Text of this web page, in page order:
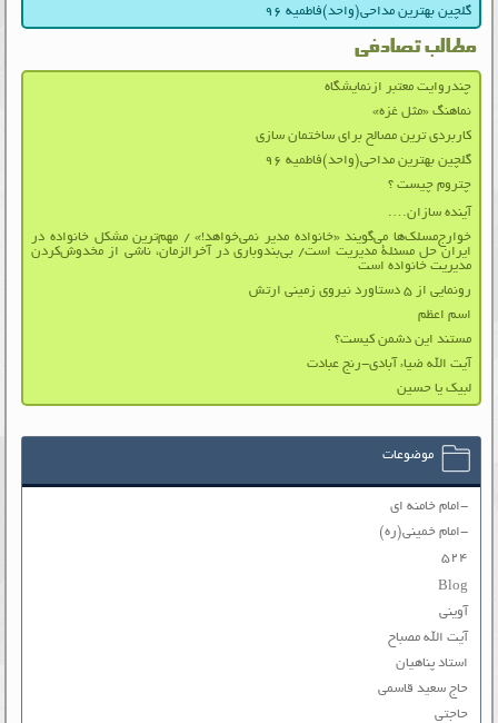
گلچین بهترین مداحی(واحد)فاطمیه ۹۶
مطالب تصادفی
چندروایت معتبر ازنمایشگاه
نماهنگ «مثل غزه»
کاربردی ترین مصالح برای ساختمان سازی
گلچین بهترین مداحی(واحد)فاطمیه ۹۶
چتروم چیست ؟
آینده سازان….
خوارج‌مسلک‌ها می‌گویند «خانواده مدیر نمی‌خواهد!» / مهم‌ترین مشکل خانواده در
ایران حل مسئلۀ مدیریت است/ بی‌بندوباری در آخرالزمان، ناشی از مخدوش‌کردن
مدیریت خانواده است
رونمایی از ۵ دستاورد نیروی زمینی ارتش
اسم اعظم
مستند این دشمن کیست؟
آیت الله ضیاء آبادی-رنج عبادت
لبیک یا حسین
موضوعات
-امام خامنه ای
-امام خمینی(ره)
۵۲۴
Blog
آوینی
آیت الله مصباح
استاد پناهیان
حاج سعید قاسمی
حاجتی